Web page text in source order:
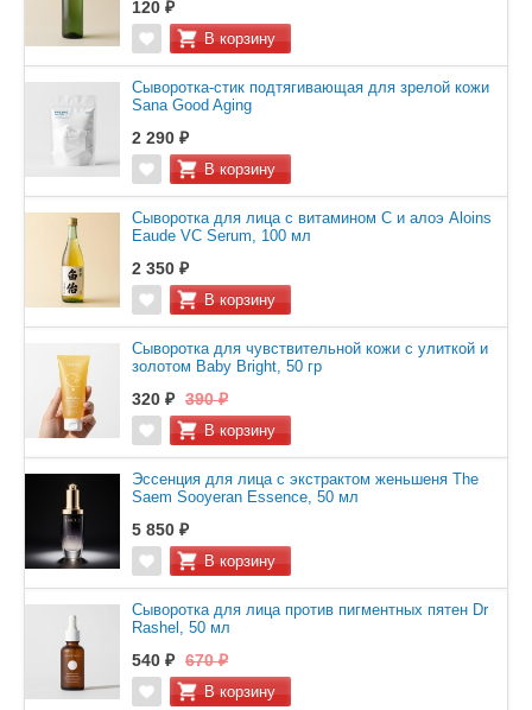
120 ₽
Сыворотка-стик подтягивающая для зрелой кожи
Sana Good Aging
2 290 ₽
Сыворотка для лица с витамином С и алоэ Aloins
Eaude VC Serum, 100 мл
2 350 ₽
Сыворотка для чувствительной кожи с улиткой и
золотом Baby Bright, 50 гр
320 ₽ 390 ₽
Эссенция для лица с экстрактом женьшеня The
Saem Sooyeran Essence, 50 мл
5 850 ₽
Сыворотка для лица против пигментных пятен Dr
Rashel, 50 мл
540 ₽ 670 ₽